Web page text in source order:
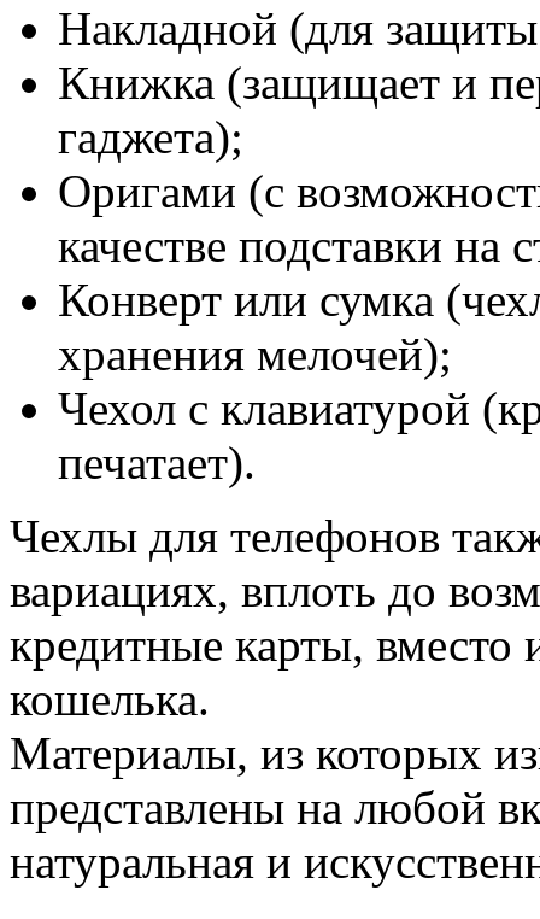
Накладной (для
Книжка (защищает и
гаджета);
Оригами (с
качестве подставки
Конверт или сумка
хранения мелочей);
Чехол с клавиатурой
печатает).
Чехлы для телефонов
вариациях, вплоть до
кредитные карты, вместо
кошелька.
Материалы, из которых
представлены на любой
натуральная и